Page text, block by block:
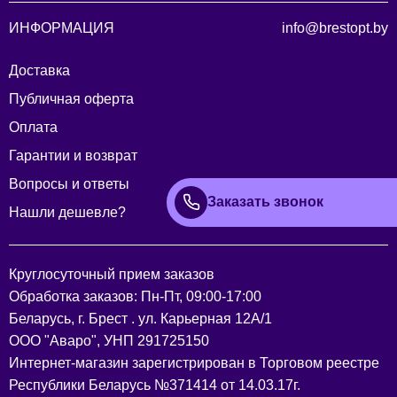
ИНФОРМАЦИЯ
Доставка
Публичная оферта
Оплата
Гарантии и возврат
Вопросы и ответы
Нашли дешевле?
info@brestopt.by
Заказать звонок
Круглосуточный прием заказов
Обработка заказов: Пн-Пт, 09:00-17:00
Беларусь, г. Брест . ул. Карьерная 12А/1
ООО "Аваро", УНП 291725150
Интернет-магазин зарегистрирован в Торговом реестре
Республики Беларусь №371414 от 14.03.17г.